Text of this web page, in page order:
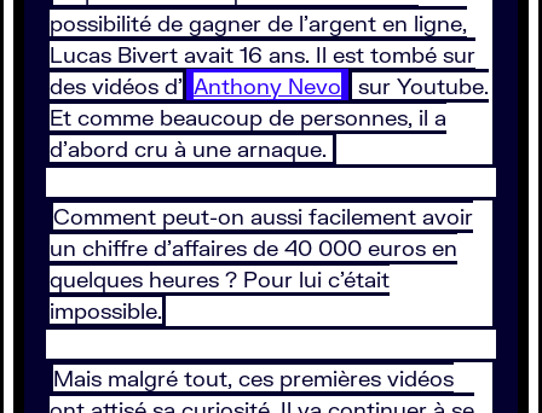
possibilité de gagner de l’argent en ligne,
Lucas Bivert avait 16 ans. Il est tombé sur
des vidéos d’ Anthony Nevo
sur Youtube.
Et comme beaucoup de personnes, il a
d’abord cru à une arnaque.
Comment peut-on aussi facilement avoir
un chiffre d’affaires de 40 000 euros en
quelques heures ? Pour lui c’était
impossible.
Mais malgré tout, ces premières vidéos